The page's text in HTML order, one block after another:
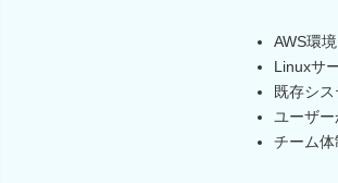
AWS環
Linuxサ
既存シ
ユーザ
チーム